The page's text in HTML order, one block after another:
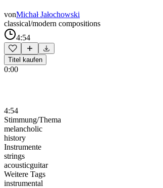
vonMichał Jałochowski
classical/modern compositions
4:54
Titel kaufen
0:00
4:54
Stimmung/Thema
melancholic
history
Instrumente
strings
acousticguitar
Weitere Tags
instrumental